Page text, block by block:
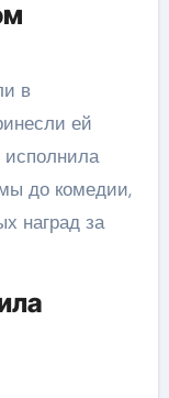
в
ей
до комедии,
наград за